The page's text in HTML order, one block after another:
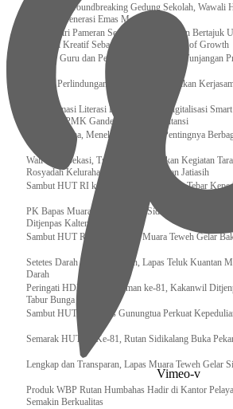
Resmikan Groundbreaking Gedung Sekolah,
Ciptakan Generasi Emas Masa Depan
Menghadiri Pameran Seni Meiro Collection Bertajuk
Ekonomi Kreatif Sebagai The New Engine of Growth
120.067 Guru dan Pengawas PAI Terima Tunjangan
Perkuat Perlindungan KI Kemenkum Sahkan
Transformasi Literasi Keuangan dan Digitalisasi
Kemenko PMK Gandeng Beberapa Intansi
Peduli Sesama, Menekraf Tekankan Pentingnya
Wali Kota Bekasi, Tri Adhianto Lakukan Kegiatan
Rosyadah Kelurahan Jatirasa Kecamatan Jatiasih
Sambut HUT RI ke-81, Lapas Gunungtua Tebar
‎PK Bapas Muara Teweh Hadiri Sidang TPP di Lapas
Ditjenpas Kalteng
‎Sambut HUT RI ke 81, Bapas Muara Teweh Gelar
Setetes Darah Sejuta Harapan, Lapas Teluk Kuantan
Darah
Peringati HDKD Pengayoman ke-81, Kakanwil
Tabur Bunga di TMP
Sambut HUT RI, Lapas Gunungtua Perkuat
Semarak HUT RI Ke-81, Rutan Sidikalang Buka
Lengkap dan Transparan, Lapas Muara Teweh Gelar
Produk WBP Rutan Humbahas Hadir di Kantor
Semakin Berkualitas
Vimeo-v